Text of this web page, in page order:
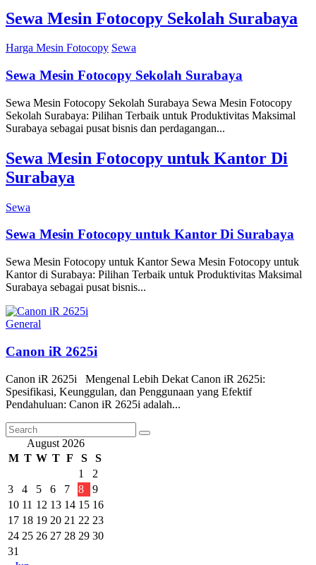
Sewa Mesin Fotocopy Sekolah Surabaya
Harga Mesin Fotocopy Sewa
Sewa Mesin Fotocopy Sekolah Surabaya
Sewa Mesin Fotocopy Sekolah Surabaya Sewa Mesin Fotocopy
Sekolah Surabaya: Pilihan Terbaik untuk Produktivitas Maksimal
Surabaya sebagai pusat bisnis dan perdagangan...
Sewa Mesin Fotocopy untuk Kantor Di
Surabaya
Sewa
Sewa Mesin Fotocopy untuk Kantor Di Surabaya
Sewa Mesin Fotocopy untuk Kantor Sewa Mesin Fotocopy untuk
Kantor di Surabaya: Pilihan Terbaik untuk Produktivitas Maksimal
Surabaya sebagai pusat bisnis...
General
Canon iR 2625i
Canon iR 2625i Mengenal Lebih Dekat Canon iR 2625i:
Spesifikasi, Keunggulan, dan Penggunaan yang Efektif
Pendahuluan: Canon iR 2625i adalah...
August 2026
M T W T F S
S
1
2
3
4 5 6 7 8
9
10 11 12 13 14 15 16
17 18 19 20 21 22 23
24 25 26 27 28 29 30
31